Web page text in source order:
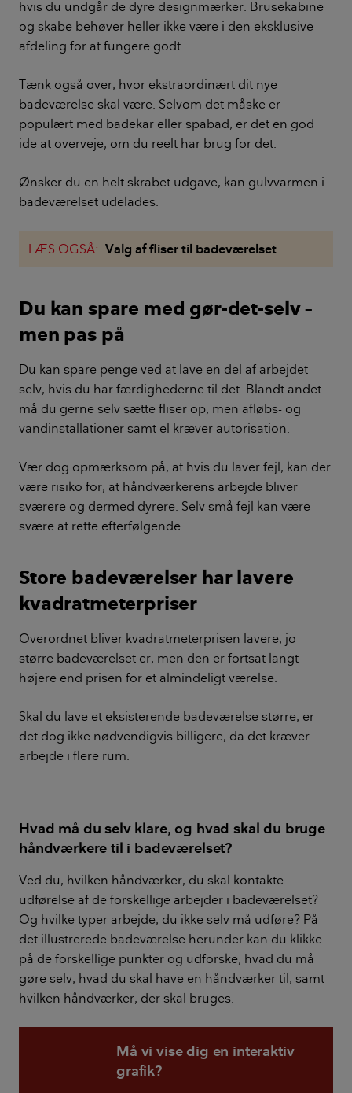
hvis du undgår de dyre designmærker. Brusekabine
og skabe behøver heller ikke være i den eksklusive
afdeling for at fungere godt.
Tænk også over, hvor ekstraordinært dit nye
badeværelse skal være. Selvom det måske er
populært med badekar eller spabad, er det en god
ide at overveje, om du reelt har brug for det.
Ønsker du en helt skrabet udgave, kan gulvvarmen i
badeværelset udelades.
LÆS OGSÅ: Valg af fliser til badeværelset
Du kan spare med gør-det-selv –
men pas på
Du kan spare penge ved at lave en del af arbejdet
selv, hvis du har færdighederne til det. Blandt andet
må du gerne selv sætte fliser op, men afløbs- og
vandinstallationer samt el kræver autorisation.
Vær dog opmærksom på, at hvis du laver fejl, kan der
være risiko for, at håndværkerens arbejde bliver
sværere og dermed dyrere. Selv små fejl kan være
svære at rette efterfølgende.
Store badeværelser har lavere
kvadratmeterpriser
Overordnet bliver kvadratmeterprisen lavere, jo
større badeværelset er, men den er fortsat langt
højere end prisen for et almindeligt værelse.
Skal du lave et eksisterende badeværelse større, er
det dog ikke nødvendigvis billigere, da det kræver
arbejde i flere rum.
Hvad må du selv klare, og hvad skal du bruge
håndværkere til i badeværelset?
Ved du, hvilken håndværker, du skal kontakte
udførelse af de forskellige arbejder i badeværelset?
Og hvilke typer arbejde, du ikke selv må udføre? På
det illustrerede badeværelse herunder kan du klikke
på de forskellige punkter og udforske, hvad du må
gøre selv, hvad du skal have en håndværker til, samt
hvilken håndværker, der skal bruges.
Må vi vise dig en interaktiv
grafik?